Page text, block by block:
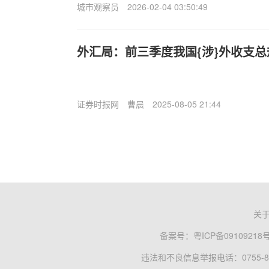
城市观察员 2026-02-04 03:50:49
外汇局：前三季度我国{涉}外收支
证券时报网 曹晨 2025-08-05 21:44
关
备案号： 粤ICP备09109218
违法和不良信息举报电话：0755-